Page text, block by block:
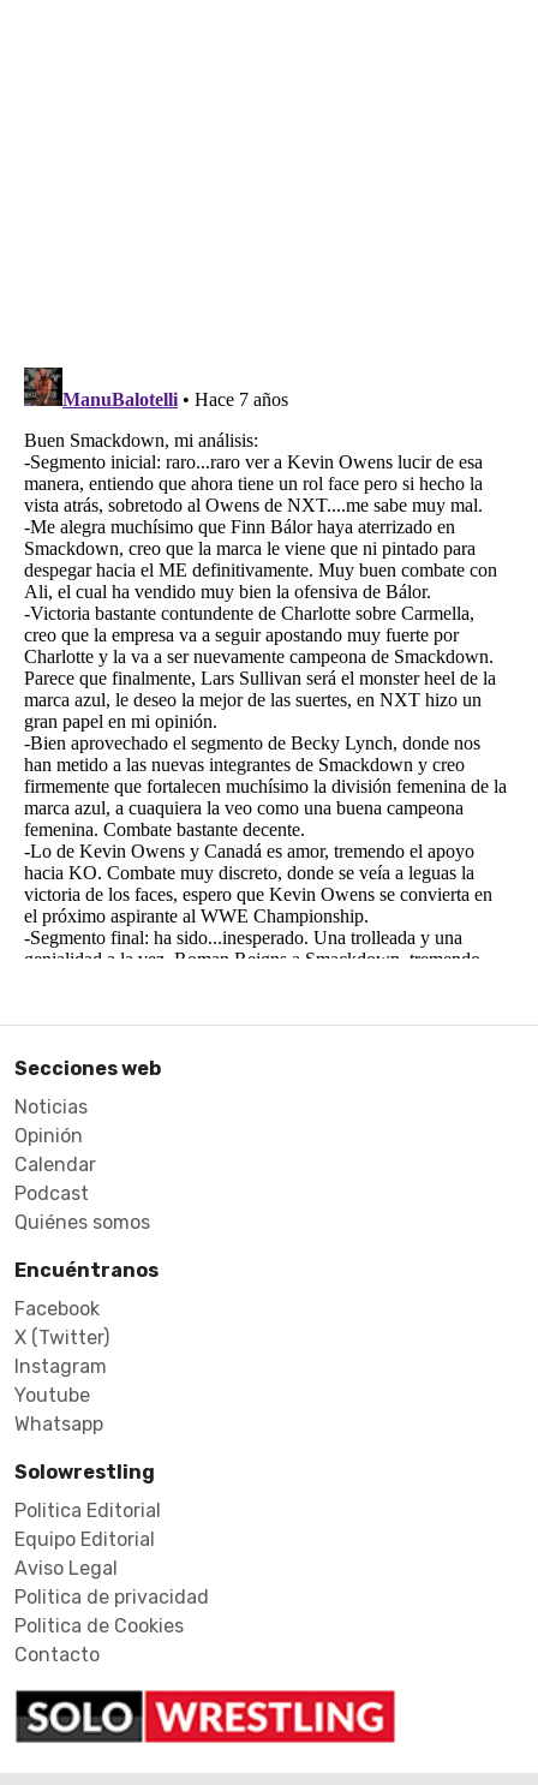
Secciones web
Noticias
Opinión
Calendar
Podcast
Quiénes somos
Encuéntranos
Facebook
X (Twitter)
Instagram
Youtube
Whatsapp
Solowrestling
Politica Editorial
Equipo Editorial
Aviso Legal
Politica de privacidad
Politica de Cookies
Contacto